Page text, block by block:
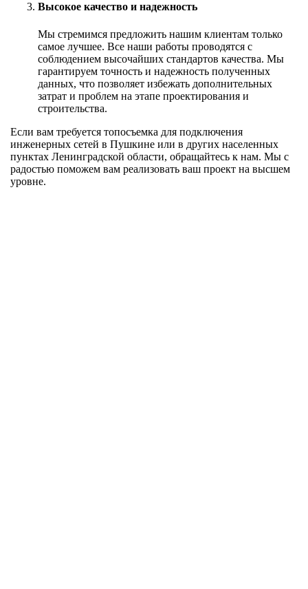
Высокое качество и надежность
Мы стремимся предложить нашим клиентам только
самое лучшее. Все наши работы проводятся с
соблюдением высочайших стандартов качества. Мы
гарантируем точность и надежность полученных
данных, что позволяет избежать дополнительных
затрат и проблем на этапе проектирования и
строительства.
Если вам требуется топосъемка для подключения
инженерных сетей в Пушкине или в других населенных
пунктах Ленинградской области, обращайтесь к нам. Мы с
радостью поможем вам реализовать ваш проект на высшем
уровне.